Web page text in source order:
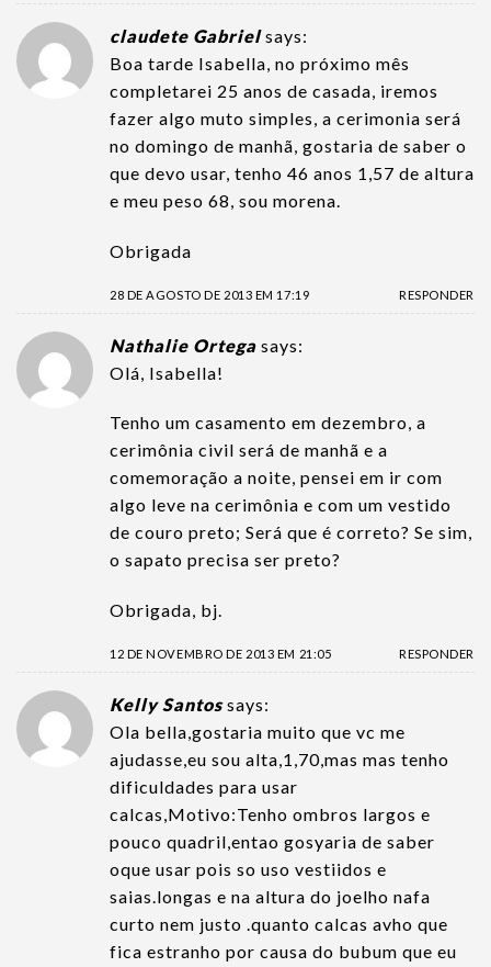
claudete Gabriel says:
Boa tarde Isabella, no próximo mês
completarei 25 anos de casada, iremos
fazer algo muto simples, a cerimonia será
no domingo de manhã, gostaria de saber o
que devo usar, tenho 46 anos 1,57 de altura
e meu peso 68, sou morena.
Obrigada
28 DE AGOSTO DE 2013 EM 17:19 RESPONDER
Nathalie Ortega says:
Olá, Isabella!
Tenho um casamento em dezembro, a
cerimônia civil será de manhã e a
comemoração a noite, pensei em ir com
algo leve na cerimônia e com um vestido
de couro preto; Será que é correto? Se sim,
o sapato precisa ser preto?
Obrigada, bj.
12 DE NOVEMBRO DE 2013 EM 21:05 RESPONDER
Kelly Santos says:
Ola bella,gostaria muito que vc me
ajudasse,eu sou alta,1,70,mas mas tenho
dificuldades para usar
calcas,Motivo:Tenho ombros largos e
pouco quadril,entao gosyaria de saber
oque usar pois so uso vestiidos e
saias.longas e na altura do joelho nafa
curto nem justo .quanto calcas avho que
fica estranho por causa do bubum que eu